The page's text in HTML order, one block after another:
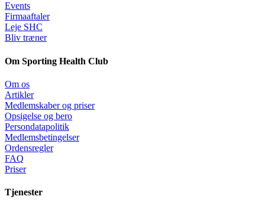
Events
Firmaaftaler
Leje SHC
Bliv træner
Om Sporting Health Club
Om os
Artikler
Medlemskaber og priser
Opsigelse og bero
Persondatapolitik
Medlemsbetingelser
Ordensregler
FAQ
Priser
Tjenester